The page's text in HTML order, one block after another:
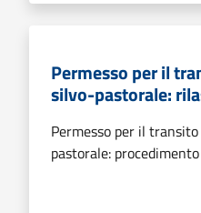
Permesso per il
silvo-pastorale:
Permesso per il
pastorale: